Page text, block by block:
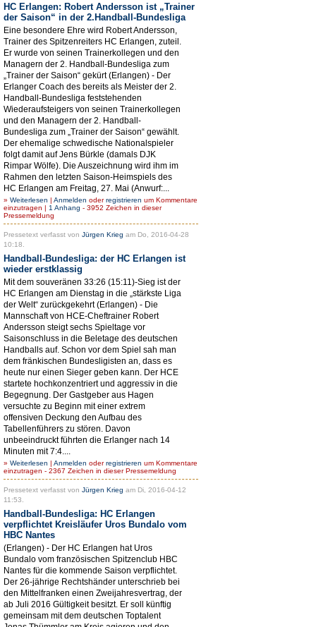
HC Erlangen: Robert Andersson ist „Trainer
der Saison“ in der 2.Handball-Bundesliga
Eine besondere Ehre wird Robert Andersson,
Trainer des Spitzenreiters HC Erlangen, zuteil.
Er wurde von seinen Trainerkollegen und den
Managern der 2. Handball-Bundesliga zum
„Trainer der Saison“ gekürt (Erlangen) - Der
Erlanger Coach des bereits als Meister der 2.
Handball-Bundesliga feststehenden
Wiederaufsteigers von seinen Trainerkollegen
und den Managern der 2. Handball-
Bundesliga zum „Trainer der Saison“ gewählt.
Der ehemalige schwedische Nationalspieler
folgt damit auf Jens Bürkle (damals DJK
Rimpar Wölfe). Die Auszeichnung wird ihm im
Rahmen den letzten Saison-Heimspiels des
HC Erlangen am Freitag, 27. Mai (Anwurf:...
» Weiterlesen | Anmelden oderregistrieren um Kommentare
einzutragen | 1 Anhang - 3952 Zeichen in dieser
Pressemeldung
Pressetext verfasst von Jürgen Krieg am Do, 2016-04-28
10:18.
Handball-Bundesliga: der HC Erlangen ist
wieder erstklassig
Mit dem souveränen 33:26 (15:11)-Sieg ist der
HC Erlangen am Dienstag in die „stärkste Liga
der Welt“ zurückgekehrt (Erlangen) - Die
Mannschaft von HCE-Cheftrainer Robert
Andersson steigt sechs Spieltage vor
Saisonschluss in die Beletage des deutschen
Handballs auf. Schon vor dem Spiel sah man
dem fränkischen Bundesligisten an, dass es
heute nur einen Sieger geben kann. Der HCE
startete hochkonzentriert und aggressiv in die
Begegnung. Der Gastgeber aus Hagen
versuchte zu Beginn mit einer extrem
offensiven Deckung den Aufbau des
Tabellenführers zu stören. Davon
unbeeindruckt führten die Erlanger nach 14
Minuten mit 7:4....
» Weiterlesen | Anmelden oderregistrieren um Kommentare
einzutragen - 2367 Zeichen in dieser Pressemeldung
Pressetext verfasst von Jürgen Krieg am Di, 2016-04-12
11:53.
Handball-Bundesliga: HC Erlangen
verpflichtet Kreisläufer Uros Bundalo vom
HBC Nantes
(Erlangen) - Der HC Erlangen hat Uros
Bundalo vom französischen Spitzenclub HBC
Nantes für die kommende Saison verpflichtet.
Der 26-jährige Rechtshänder unterschrieb bei
den Mittelfranken einen Zweijahresvertrag, der
ab Juli 2016 Gültigkeit besitzt. Er soll künftig
gemeinsam mit dem deutschen Toptalent